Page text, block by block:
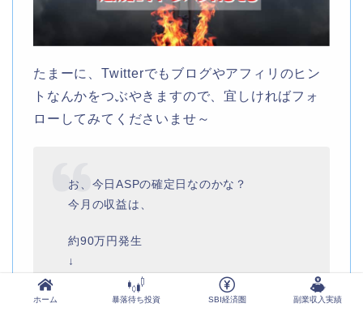
たまーに、Twitterでもブログやアフィリのヒン
トなんかをつぶやきますので、宜しければフォ
ローしてみてくださいませ～
お、今日ASPの確定日なのかな？
今月の収益は、
約90万円発生
↓
約60万円くらい確定
ホーム 暴落待ち投資 SBI経済圏 副業収入実績